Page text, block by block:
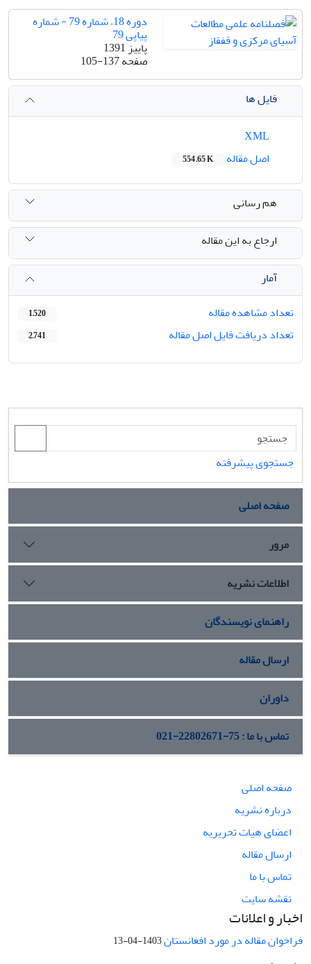
دوره 18، شماره 79 - شماره
پیاپی 79
پاییز 1391
صفحه105-137
فایل ها
اصل مقاله
554.65 K
هم رسانی
ارجاع به این مقاله
آمار
تعداد مشاهده مقاله
1,520
تعداد دریافت فایل اصل مقاله 2,741
جستجوی پیشرفته
صفحه اصلی
مرور
اطلاعات نشریه
راهنمای نویسندگان
ارسال مقاله
داوران
تماس با ما : 75-22802671-021
صفحه اصلی
درباره نشریه
اعضای هیات تحریریه
ارسال مقاله
تماس با ما
نقشه سایت
اخبار و اعلانات
فراخوان مقاله در مورد افغانستان1403-04-13